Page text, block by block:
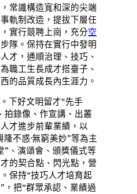
常識構造寬和深的尖端
軌制改造，提拔下層任
實行競聘上崗，充分空
隊。保持在實行中發明
才，通順治理、技巧、
職工生長成才搭臺子、
的品質成長內生涯力。
下好文明留才“先手
拍錄像、作宣講、出叢
才進步前輩業績，以
不惑·無窮美妙”等為主
”、演頌會、頒獎儀式等
的契合點、閃光點，營
保持“技巧人才培育起
，把“群眾承認、業績過